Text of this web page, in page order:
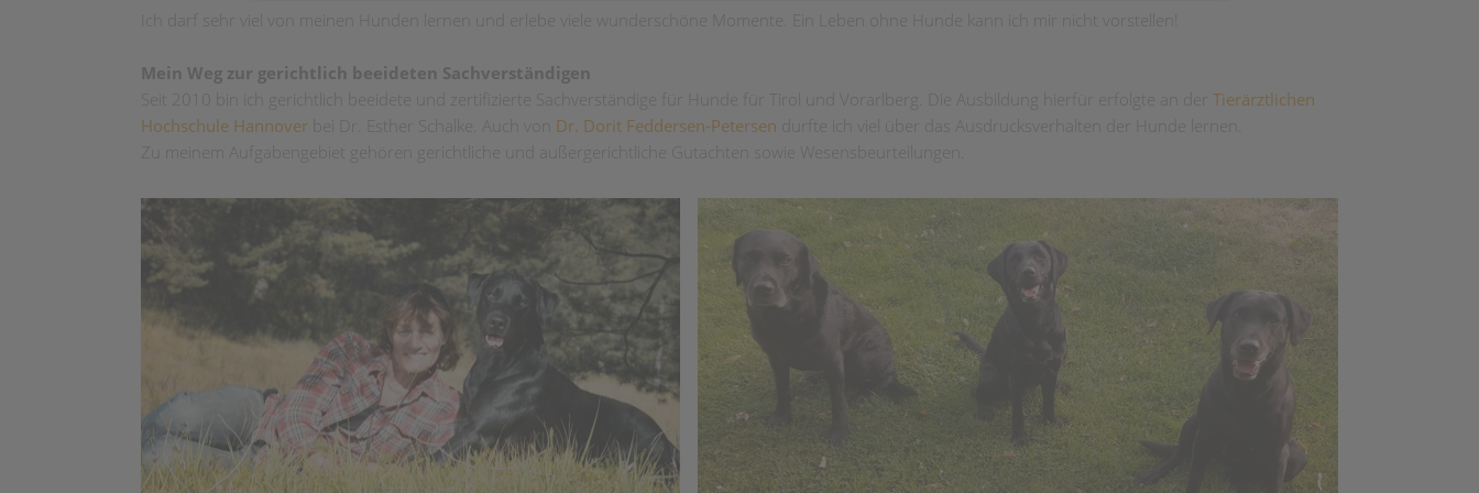
Ich darf sehr viel von meinen Hunden lernen und erlebe viele wunderschöne Momente. Ein Leben ohne Hunde kann ich mir nicht vorstellen!
Mein Weg zur gerichtlich beeideten Sachverständigen
Seit 2010 bin ich gerichtlich beeidete und zertifizierte Sachverständige für Hunde für Tirol und Vorarlberg. Die Ausbildung hierfür erfolgte an der Tierärztlichen
Hochschule Hannover
Dr. Dorit Feddersen-Petersen
Zu meinem Aufgabengebiet gehören gerichtliche und außergerichtliche Gutachten sowie Wesensbeurteilungen.